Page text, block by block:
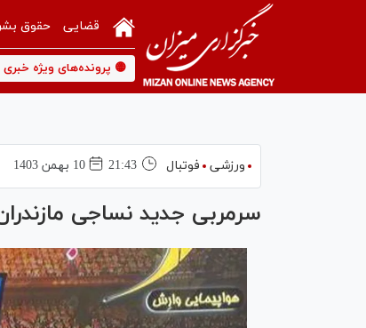
قضایی حقوق
🟡 پرونده‌های ویژه خبری
ورزشی فوتبال 21:43 10 بهمن 1403
سرمربی جدید نساجی